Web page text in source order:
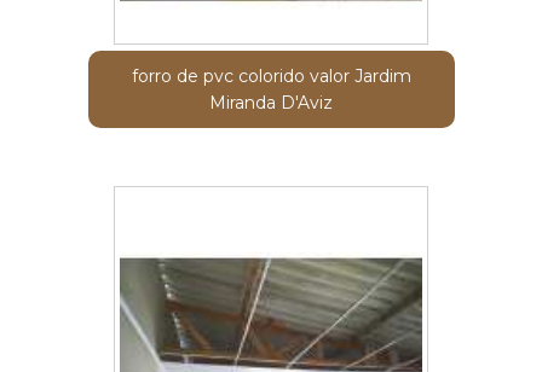
forro de pvc colorido valor Jardim
Miranda D'Aviz